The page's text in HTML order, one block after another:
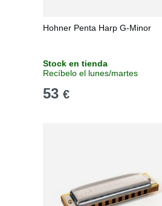
Hohner Penta Harp G-Minor
Stock en tienda
Recíbelo el lunes/martes
53 €